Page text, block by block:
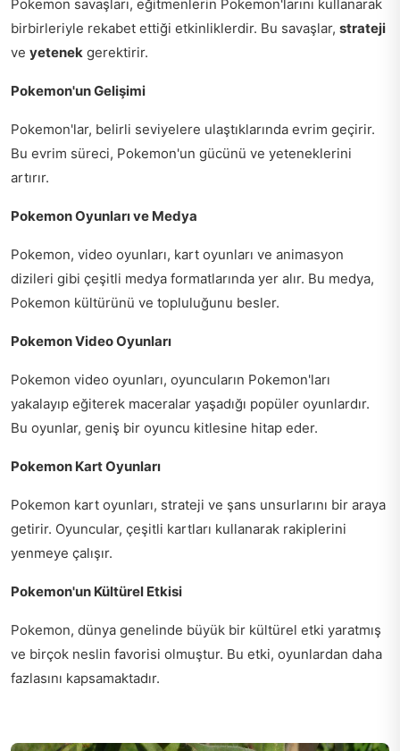
Pokemon savaşları, eğitmenlerin Pokemon'larını kullanarak
birbirleriyle rekabet ettiği etkinliklerdir. Bu savaşlar, strateji
ve yetenek gerektirir.
Pokemon'un Gelişimi
Pokemon'lar, belirli seviyelere ulaştıklarında evrim geçirir.
Bu evrim süreci, Pokemon'un gücünü ve yeteneklerini
artırır.
Pokemon Oyunları ve Medya
Pokemon, video oyunları, kart oyunları ve animasyon
dizileri gibi çeşitli medya formatlarında yer alır. Bu medya,
Pokemon kültürünü ve topluluğunu besler.
Pokemon Video Oyunları
Pokemon video oyunları, oyuncuların Pokemon'ları
yakalayıp eğiterek maceralar yaşadığı popüler oyunlardır.
Bu oyunlar, geniş bir oyuncu kitlesine hitap eder.
Pokemon Kart Oyunları
Pokemon kart oyunları, strateji ve şans unsurlarını bir araya
getirir. Oyuncular, çeşitli kartları kullanarak rakiplerini
yenmeye çalışır.
Pokemon'un Kültürel Etkisi
Pokemon, dünya genelinde büyük bir kültürel etki yaratmış
ve birçok neslin favorisi olmuştur. Bu etki, oyunlardan daha
fazlasını kapsamaktadır.